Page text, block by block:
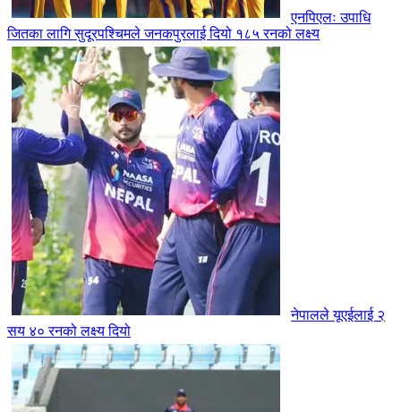
एनपिएलः उपाधि
जितका लागि सुदूरपश्चिमले जनकपुरलाई दियो १८५ रनको लक्ष्य
नेपालले यूएईलाई २
सय ४० रनको लक्ष्य दियो